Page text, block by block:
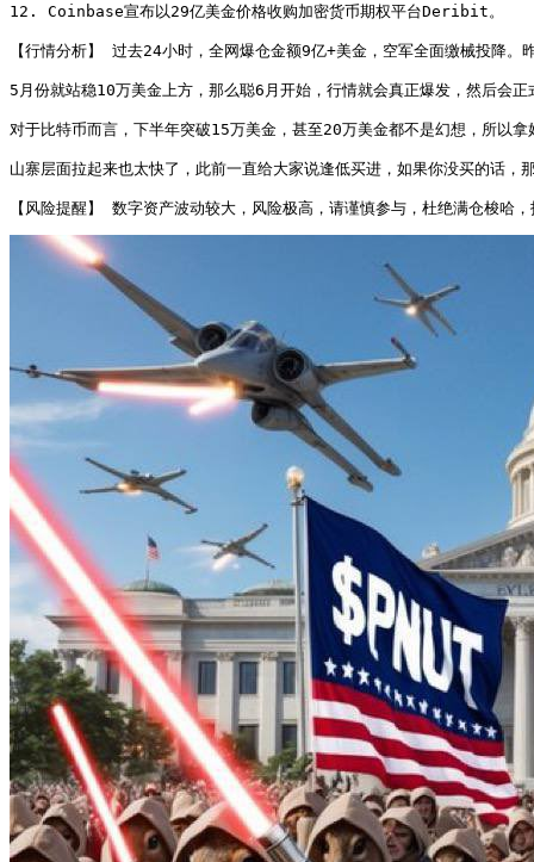
12. Coinbase宣布以29亿美金价格收购加密货币期权平台Deribit。
【行情分析】 过去24小时，全网爆仓金额9亿+美金，空军全面缴械投降
5月份就站稳10万美金上方，那么聪6月开始，行情就会真正爆发，然后会
对于比特币而言，下半年突破15万美金，甚至20万美金都不是幻想，所以
山寨层面拉起来也太快了，此前一直给大家说逢低买进，如果你没买的话
【风险提醒】 数字资产波动较大，风险极高，请谨慎参与，杜绝满仓梭哈